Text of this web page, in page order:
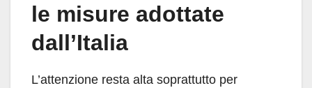
le misure adottate
dall’Italia
L’attenzione resta alta soprattutto per